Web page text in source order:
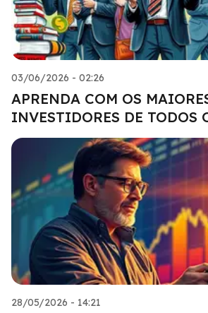
03/06/2026 - 02:26
APRENDA COM OS
INVESTIDORES DE TODOS
28/05/2026 - 14:21